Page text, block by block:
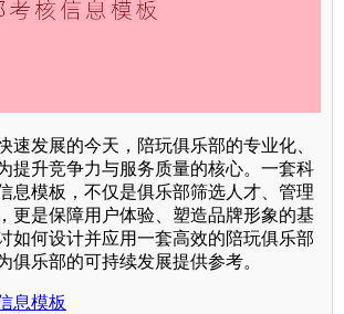
速发展的今天，陪玩俱乐部的专业化、
提升竞争力与服务质量的核心。一套科
息模板，不仅是俱乐部筛选人才、管理
更是保障用户体验、塑造品牌形象的基
如何设计并应用一套高效的陪玩俱乐部
俱乐部的可持续发展提供参考。
息模板